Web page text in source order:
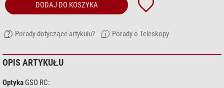
DODAJ DO KOSZYKA
Porady dotyczące artykułu? Porady o Teleskopy
OPIS ARTYKUŁU
Optyka GSO RC: